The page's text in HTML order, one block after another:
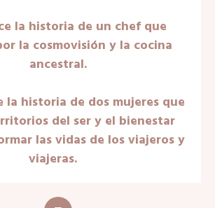
la historia de un chef que
la cosmovisión y la cocina
ancestral.
la historia de dos mujeres que
del ser y el bienestar
las vidas de los viajeros y
viajeras.